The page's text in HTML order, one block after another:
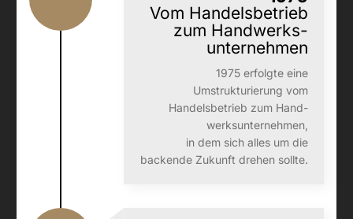
Vom Handelsbetrieb
zum Hand­werks­­
unternehmen
1975 erfolgte eine
Umstrukturierung vom
Handelsbetrieb zum Hand­
werks­­unternehmen,
in dem sich alles um die
backende Zukunft drehen sollte.